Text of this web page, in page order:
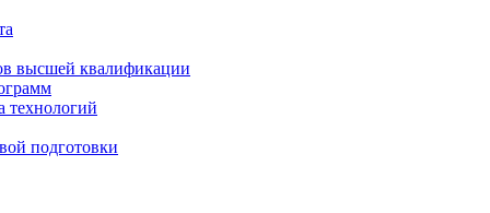
высшей квалификации
технологий
подготовки